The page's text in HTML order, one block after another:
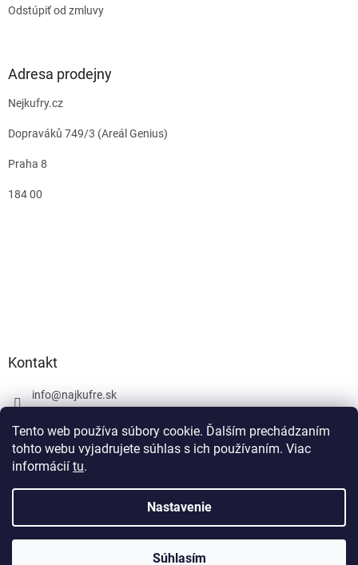
Tento web používa súbory cookie. Ďalším prechádzaním
tohto webu vyjadrujete súhlas s ich používaním. Viac
informácií tu.
Nastavenie
Súhlasím
Odstúpiť od zmluvy
Adresa prodejny
Nejkufry.cz
Dopraváků 749/3 (Areál Genius)
Praha 8
184 00
Kontakt
info@najkufre.sk
Facebook
Vytvoril Shoptet
najkufre.sk. Všetky práva vyhradené.